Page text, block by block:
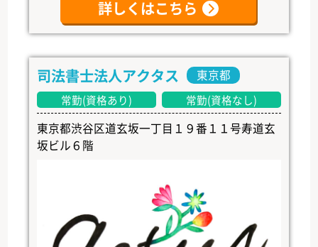
詳しくはこちら
司法書士法人アクタス 東京都
常勤(資格あり) 常勤(資格なし)
東京都渋谷区道玄坂一丁目１９番１１号寿道玄
坂ビル６階